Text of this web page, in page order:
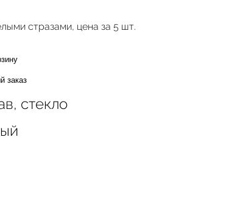
стразами, цена за 5 шт.
заказ
стекло